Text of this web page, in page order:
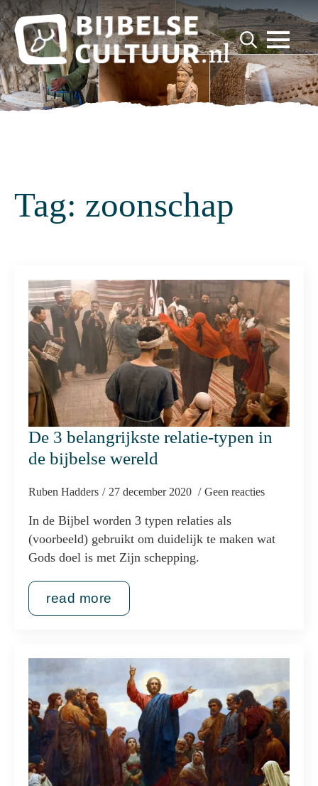
Search
for:
for:
Tag: zoonschap
De 3 belangrijkste relatie-typen in
de bijbelse wereld
Ruben Hadders 27 december 2020 Geen reacties
In de Bijbel worden 3 typen relaties als
(voorbeeld) gebruikt om duidelijk te maken wat
Gods doel is met Zijn schepping.
read more